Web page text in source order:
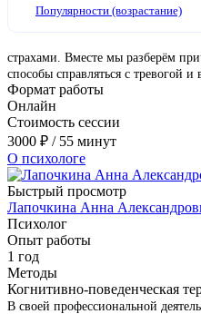
Популярности (возрастание)
страхами. Вместе мы разберём
способы справляться с тревогой и
Формат работы
Онлайн
Стоимость сессии
3000 ₽ / 55 минут
О психологе
Быстрый просмотр
Лапочкина Анна
Психолог
Опыт работы
1 год
Методы
Когнитивно-поведенческая
В своей профессиональной